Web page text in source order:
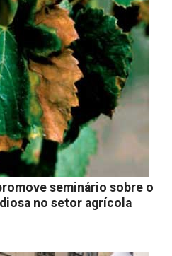
seminário sobre o
no setor agrícola